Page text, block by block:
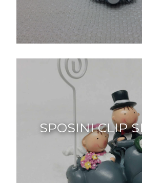
SPOSINI CLIP